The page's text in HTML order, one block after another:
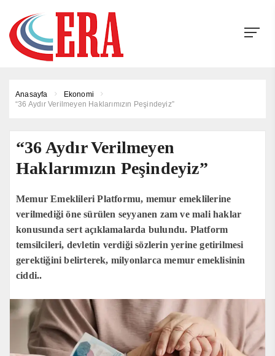
Anasayfa
Ekonomi
“36 Aydır Verilmeyen Haklarımızın Peşindeyiz”
“36 Aydır Verilmeyen
Haklarımızın Peşindeyiz”
Memur Emeklileri Platformu, memur emeklilerine
verilmediği öne sürülen seyyanen zam ve mali haklar
konusunda sert açıklamalarda bulundu. Platform
temsilcileri, devletin verdiği sözlerin yerine getirilmesi
gerektiğini belirterek, milyonlarca memur emeklisinin
ciddi..